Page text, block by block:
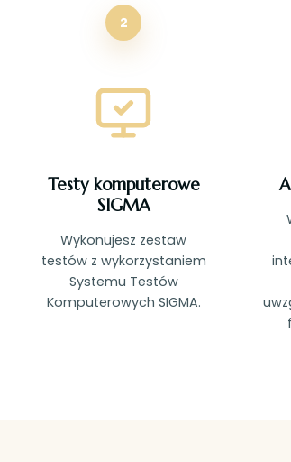
2
Testy komputerowe
SIGMA
Wykonujesz zestaw
testów z wykorzystaniem
Systemu Testów
Komputerowych SIGMA.